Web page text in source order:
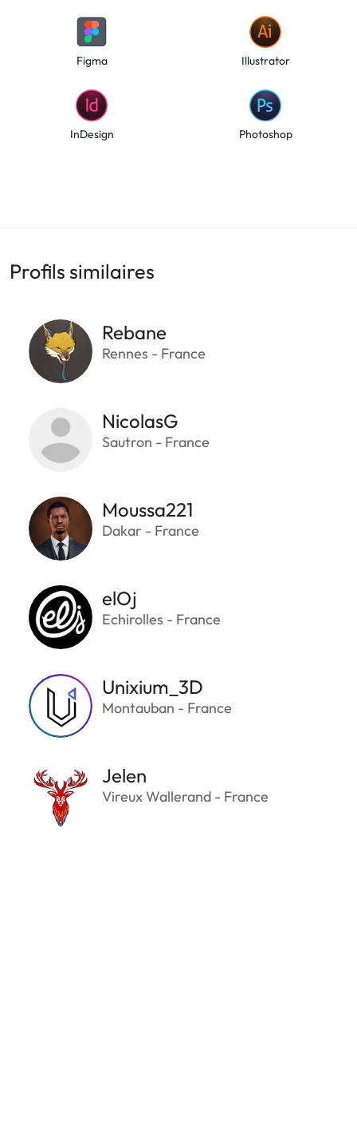
Figma Illustrator
InDesign Photoshop
Profils similaires
Rebane
Rennes - France
NicolasG
Sautron - France
Moussa221
Dakar - France
elOj
Echirolles - France
Unixium_3D
Montauban - France
Jelen
Vireux Wallerand - France